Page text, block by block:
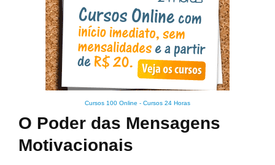
Cursos 100 Online - Cursos 24 Horas
O Poder das Mensagens
Motivacionais